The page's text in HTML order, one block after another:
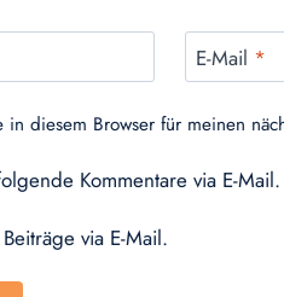
E-Mail *
diesem Browser für meinen
Kommentare via E-Mail.
via E-Mail.